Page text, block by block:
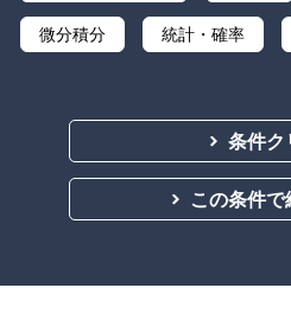
微分積分 統計・確率
オペレーショ
辞典・公式集 教養
条件ク
この条件で